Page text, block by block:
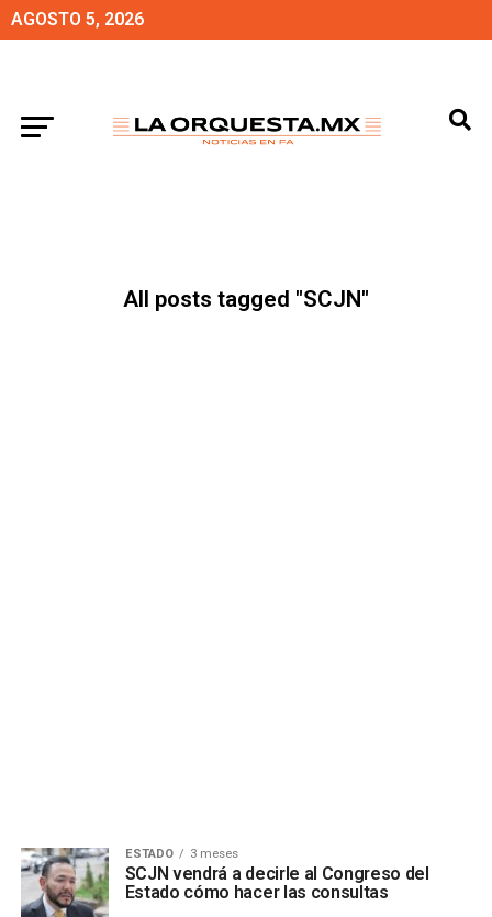
AGOSTO 5, 2026
All posts tagged "SCJN"
ESTADO 3 meses
SCJN vendrá a decirle al Congreso del
Estado cómo hacer las consultas